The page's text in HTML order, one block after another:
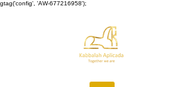
gtag('config', 'AW-677216958');